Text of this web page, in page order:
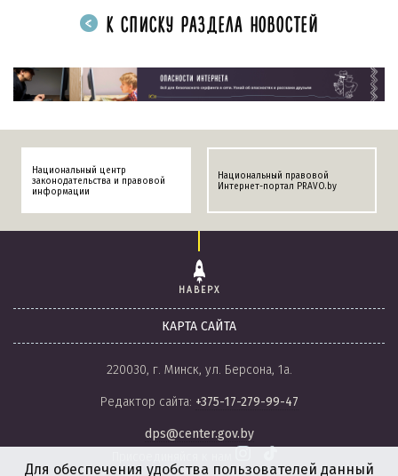
К СПИСКУ РАЗДЕЛА НОВОСТЕЙ
Национальный центр
законодательства и правовой
информации
Национальный правовой
Интернет-портал PRAVO.by
НАВЕРХ
КАРТА САЙТА
220030, г. Минск, ул. Берсона, 1а.
Редактор сайта: +375-17-279-99-47
dps@center.gov.by
Для обеспечения удобства пользователей данный